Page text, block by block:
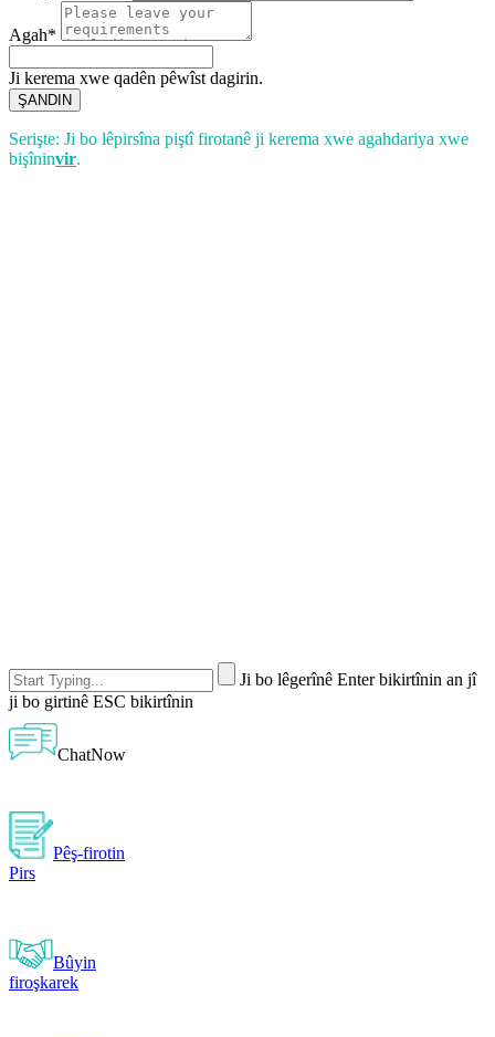
Agah*
Ji kerema xwe qadên pêwîst dagirin.
ŞANDIN
Serişte: Ji bo lêpirsîna piştî firotanê ji kerema xwe agahdariya xwe
bişîninvir.
Ji bo lêgerînê Enter bikirtînin an jî
ji bo girtinê ESC bikirtînin
ChatNow
Pêş-firotin
Pirs
Bûyin
firoşkarek